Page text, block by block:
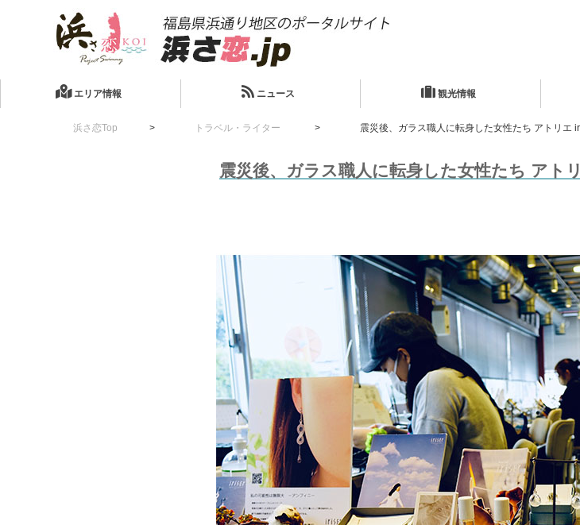
エリア情報 ニュース 観光情報
浜さ恋Top トラベル・ライター 震災後、ガラス職人に転身した女性たち アトリエ
震災後、ガラス職人に転身した女性たち アト